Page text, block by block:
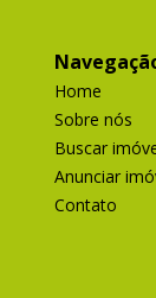
Home
Sobre nós
Buscar
Anunciar
Contato